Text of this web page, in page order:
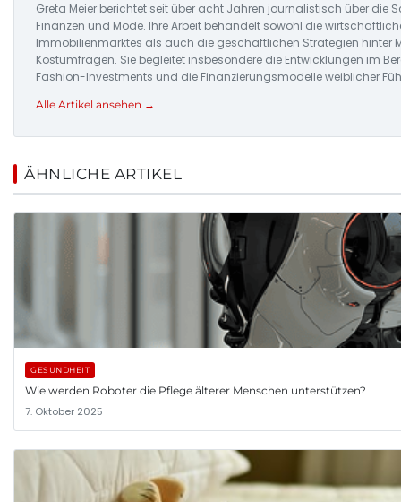
Greta Meier berichtet seit über acht Jahren journalistisch über die
Finanzen und Mode. Ihre Arbeit behandelt sowohl die
Immobilienmarktes als auch die geschäftlichen Strategien hinter
Kostümfragen. Sie begleitet insbesondere die Entwicklungen im
Fashion-Investments und die Finanzierungsmodelle weiblicher
Alle Artikel ansehen →
ÄHNLICHE ARTIKEL
GESUNDHEIT
Wie werden Roboter die Pflege älterer Menschen unterstützen?
7. Oktober 2025